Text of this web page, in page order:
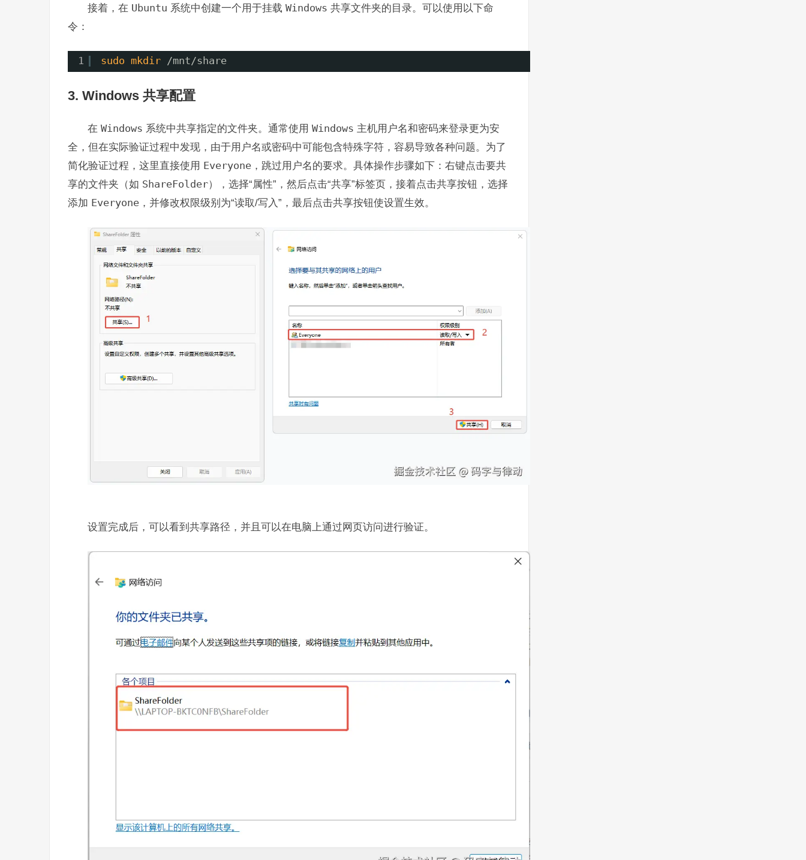
接着，在 Ubuntu 系统中创建一个用于挂载 Windows 共享文件夹的目录。可以使用以下命
令：
1 sudo mkdir /mnt/share
3. Windows 共享配置
在 Windows 系统中共享指定的文件夹。通常使用 Windows 主机用户名和密码来登录更为安
全，但在实际验证过程中发现，由于用户名或密码中可能包含特殊字符，容易导致各种问题。为了
简化验证过程，这里直接使用 Everyone ，跳过用户名的要求。具体操作步骤如下：右键点击要共
享的文件夹（如 ShareFolder），选择“属性”，然后点击“共享”标签页，接着点击共享按钮，选择
添加 Everyone ，并修改权限级别为“读取/写入”，最后点击共享按钮使设置生效。
设置完成后，可以看到共享路径，并且可以在电脑上通过网页访问进行验证。